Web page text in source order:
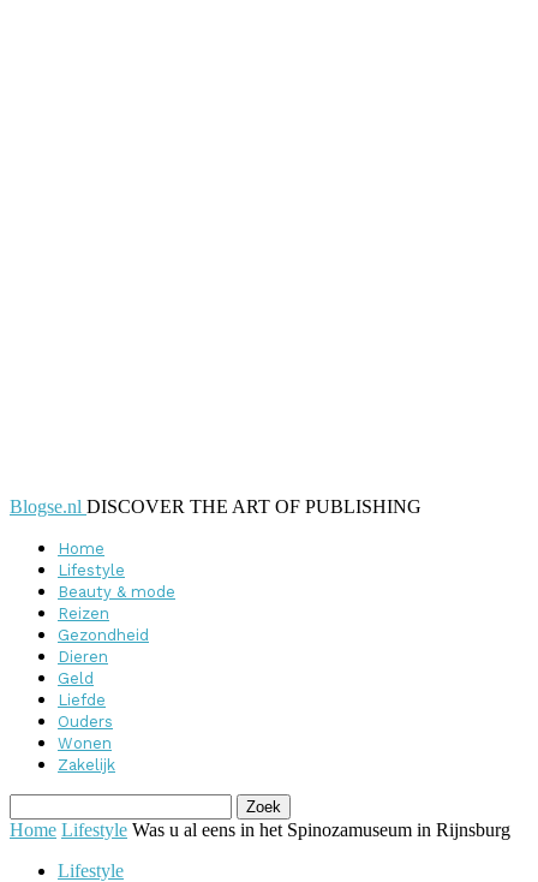
Blogse.nl DISCOVER THE ART OF PUBLISHING
Home
Lifestyle
Beauty & mode
Reizen
Gezondheid
Dieren
Geld
Liefde
Ouders
Wonen
Zakelijk
Home Lifestyle Was u al eens in het Spinozamuseum in Rijnsburg
Lifestyle